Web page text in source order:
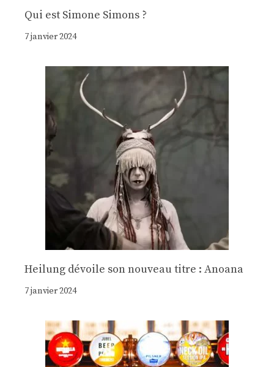
Qui est Simone Simons ?
7 janvier 2024
Heilung dévoile son nouveau titre : Anoana
7 janvier 2024